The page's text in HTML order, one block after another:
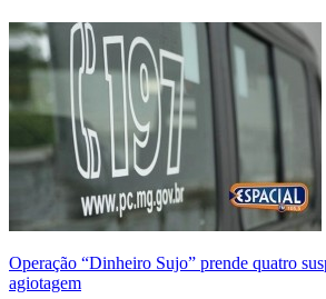
Operação “Dinheiro Sujo” prende quatro
agiotagem